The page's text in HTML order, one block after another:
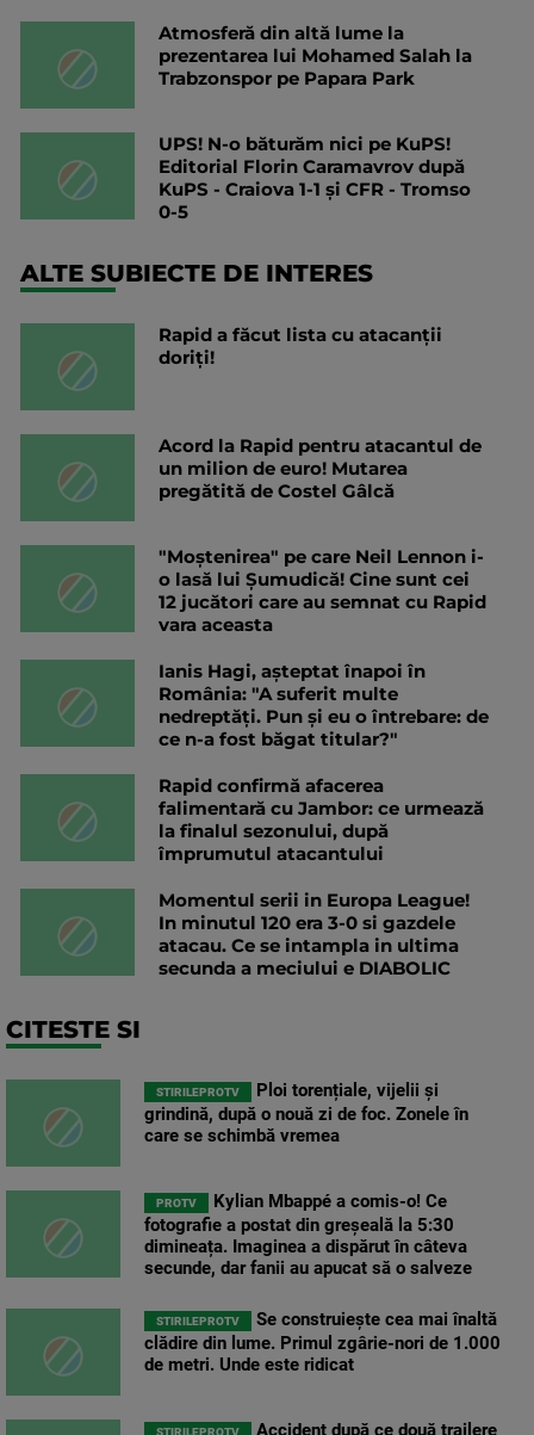
Atmosferă din altă lume la
prezentarea lui Mohamed Salah la
Trabzonspor pe Papara Park
UPS! N-o băturăm nici pe KuPS!
Editorial Florin Caramavrov după
KuPS - Craiova 1-1 și CFR - Tromso
0-5
ALTE SUBIECTE DE INTERES
Rapid a făcut lista cu atacanții
doriți!
Acord la Rapid pentru atacantul de
un milion de euro! Mutarea
pregătită de Costel Gâlcă
"Moștenirea" pe care Neil Lennon i-
o lasă lui Șumudică! Cine sunt cei
12 jucători care au semnat cu Rapid
vara aceasta
Ianis Hagi, așteptat înapoi în
România: "A suferit multe
nedreptăți. Pun și eu o întrebare: de
ce n-a fost băgat titular?"
Rapid confirmă afacerea
falimentară cu Jambor: ce urmează
la finalul sezonului, după
împrumutul atacantului
Momentul serii in Europa League!
In minutul 120 era 3-0 si gazdele
atacau. Ce se intampla in ultima
secunda a meciului e DIABOLIC
CITESTE SI
STIRILEPROTV
Ploi torențiale, vijelii și
grindină, după o nouă zi de foc. Zonele în
care se schimbă vremea
PROTV
Kylian Mbappé a comis-o! Ce
fotografie a postat din greșeală la 5:30
dimineața. Imaginea a dispărut în câteva
secunde, dar fanii au apucat să o salveze
STIRILEPROTV
Se construiește cea mai înaltă
clădire din lume. Primul zgârie-nori de 1.000
de metri. Unde este ridicat
STIRILEPROTV Accident după ce două trailere